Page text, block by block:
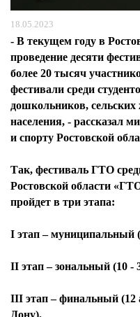
18.05.2023
- В текущем году в
проведение десяти
более 20 тысяч
фестивали среди
дошкольников,
населения, - рассказал
и спорту Ростовской
Так, фестиваль ГТО
Ростовской области
пройдет в три этапа:
I этап – муниципальный
II этап – зональный (10 -
III этап – финальный (12
Дону).